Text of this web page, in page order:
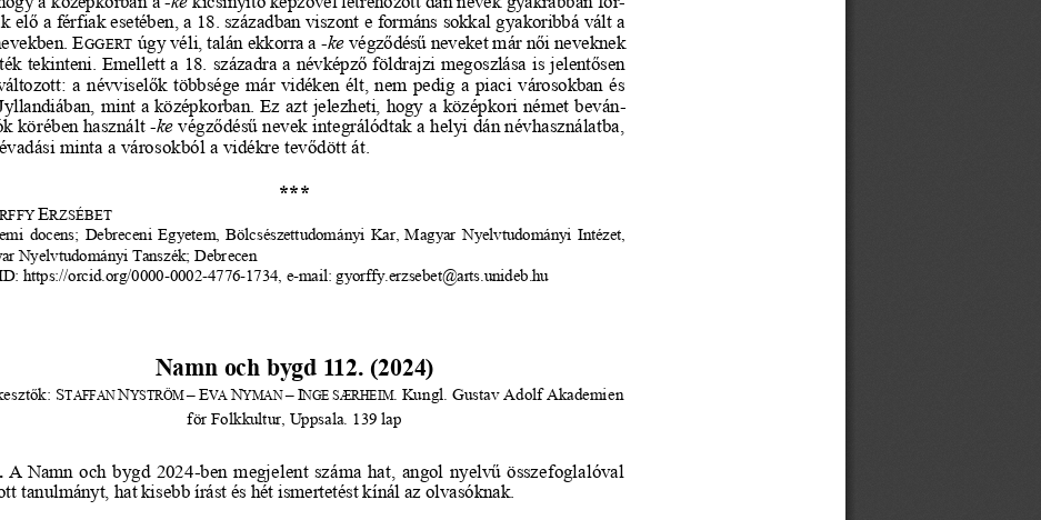
elő a férfiak esetében, a 18. században viszont e formáns sokkal gyakoribbá vált a
EGGERT úgy véli, talán ekkorra a -ke végződésű neveket már női neveknek
tekinteni. Emellett a 18. századra a névképző földrajzi megoszlása is jelentősen
a névviselők többsége már vidéken élt, nem pedig a piaci városokban és
mint a középkorban. Ez azt jelezheti, hogy a középkori német beván-
körében használt -ke végződésű nevek integrálódtak a helyi dán névhasználatba,
minta a városokból a vidékre tevődött át.
***
ERZSÉBET
docens; Debreceni Egyetem, Bölcsészettudományi Kar, Magyar Nyelvtudományi Intézet,
Nyelvtudományi Tanszék; Debrecen
https://orcid.org/0000-0002-4776-1734 , e-mail: gyorffy.erzsebet@arts.unideb.hu
Namn och bygd 112. (2024)
STAFFAN NYSTRÖM –EVA NYMAN –INGE SÆRHEIM. Kungl. Gustav Adolf Akademien
för Folkkultur, Uppsala. 139 lap
A Namn och bygd 2024-ben megjelent száma hat, angol nyelvű összefoglalóval
tanulmányt, hat kisebb írást és hét ismertetést kínál az olvasóknak.